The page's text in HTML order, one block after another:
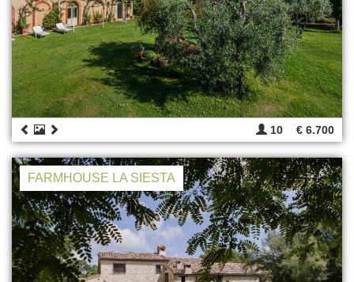
10 € 6.700
FARMHOUSE LA SIESTA